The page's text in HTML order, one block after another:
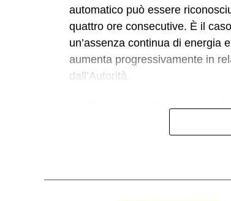
automatico può essere
quattro ore consecutive. È il
un’assenza continua di energia
aumenta progressivamente in
dall’Autorità.
accreditato direttamente nella
alcuna domanda. L’importo
Per disservizi di almeno 4 ore e